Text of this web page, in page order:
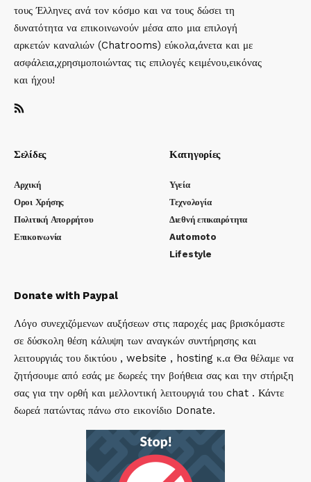
τους Έλληνες ανά τον κόσμο και να τους δώσει τη
δυνατότητα να επικοινωνούν μέσα απο μια επιλογή
αρκετών καναλιών (Chatrooms) εύκολα,άνετα και με
ασφάλεια,χρησιμοποιώντας τις επιλογές κειμένου,εικόνας
και ήχου!
Σελίδες
Αρχική
Οροι Χρήσης
Πολιτική Απορρήτου
Επικοινωνία
Κατηγορίες
Υγεία
Τεχνολογία
Διεθνή επικαιρότητα
Automoto
Lifestyle
Donate with Paypal
Λόγο συνεχιζόμενων αυξήσεων στις παροχές μας βρισκόμαστε
σε δύσκολη θέση κάλυψη των αναγκών συντήρησης και
λειτουργιάς του δικτύου , website , hosting κ.α Θα θέλαμε να
ζητήσουμε από εσάς με δωρεές την βοήθεια σας και την στήριξη
σας για την ορθή και μελλοντική λειτουργιά του chat . Κάντε
δωρεά πατώντας πάνω στο εικονίδιο Donate.